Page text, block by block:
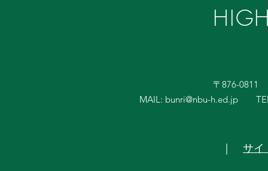
〒876-0811
MAIL: bunri@nbu-h.ed.jp
｜ サイ